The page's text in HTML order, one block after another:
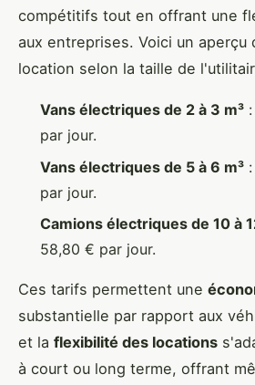
compétitifs tout en offrant une
aux entreprises. Voici un aperçu
location selon la taille de
Vans électriques de 2 à 3 m³
par jour.
Vans électriques de 5 à 6 m³
par jour.
Camions électriques de 10 à
58,80 € par jour.
Ces tarifs permettent une
substantielle par rapport aux
et la flexibilité des locations
à court ou long terme, offrant